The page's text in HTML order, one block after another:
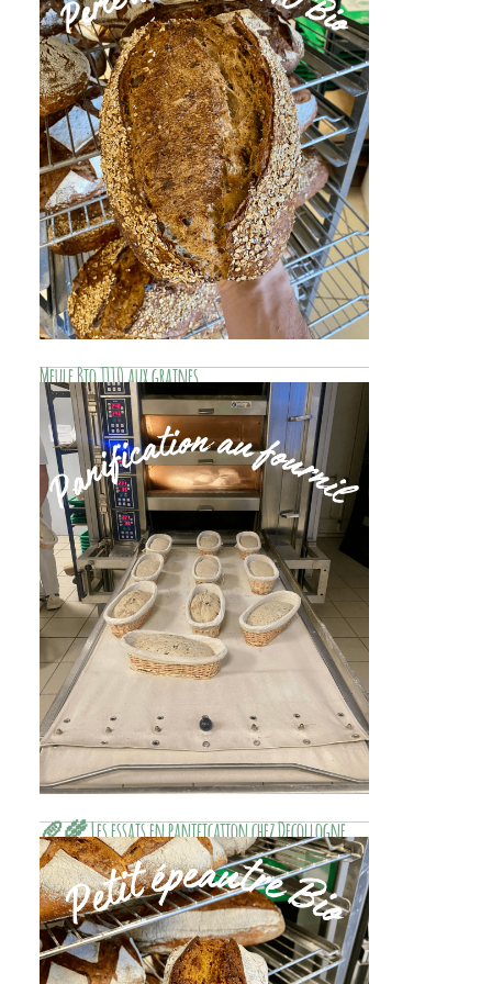
pour artisans boulangers et panification au
levain.
Meule Bio T110 aux graines
Farine Meule Bio T110 aux graines
Decollogne : farine biologique artisanale
pour panification au levain naturel, disponible
en Bourgogne (21) et Île-de-France (77) en
région parisienne.
🥖🌾 Les essais en panification chez Decollogne
Le Moulin Decollogne teste ses farines bio de
meule au fournil à Aiserey (Bourgogne 21) et
Précy-sur-Marne (Île-de-France 77) : essais
en panification 100 % levain et contrôle
qualité artisanal.